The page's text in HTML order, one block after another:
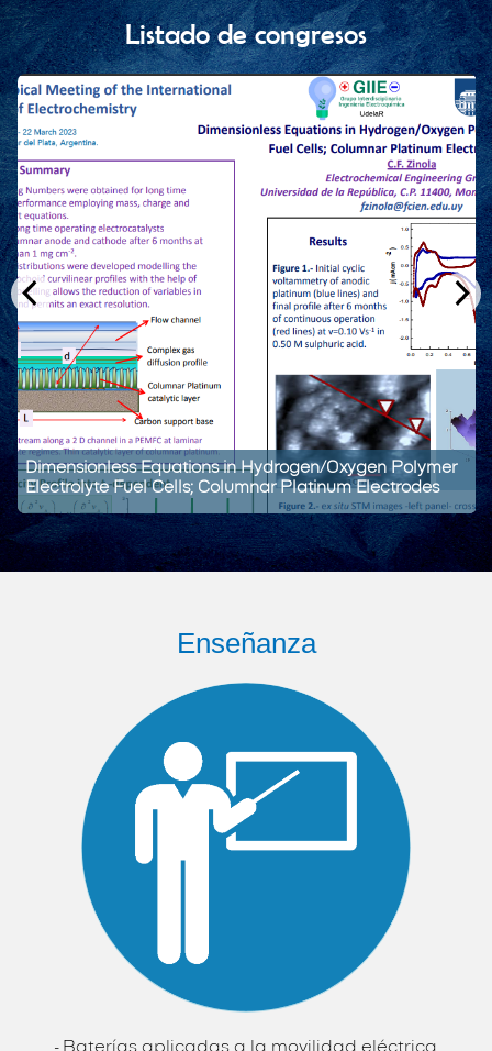
Listado de congresos
Dimensionless Equations in Hydrogen/Oxygen Polymer
Electrolyte Fuel Cells; Columnar Platinum Electrodes
Enseñanza
- Baterías aplicadas a la movilidad eléctrica